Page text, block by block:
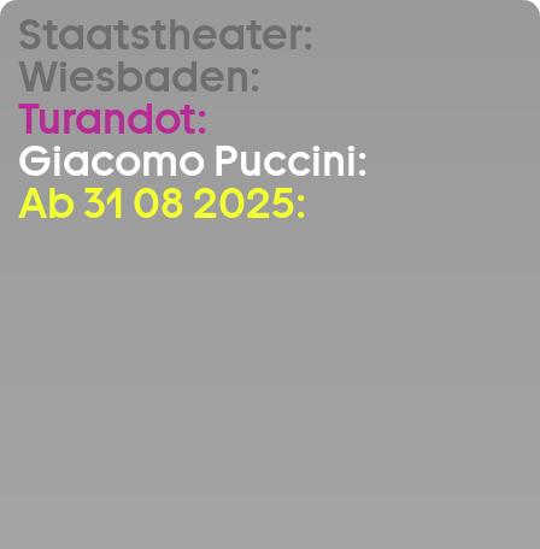
Zum Hauptinhalt springen
Zum Footer springen
Staatstheater:
Wiesbaden:
Turandot:
Giacomo Puccini:
Ab 31 08 2025: